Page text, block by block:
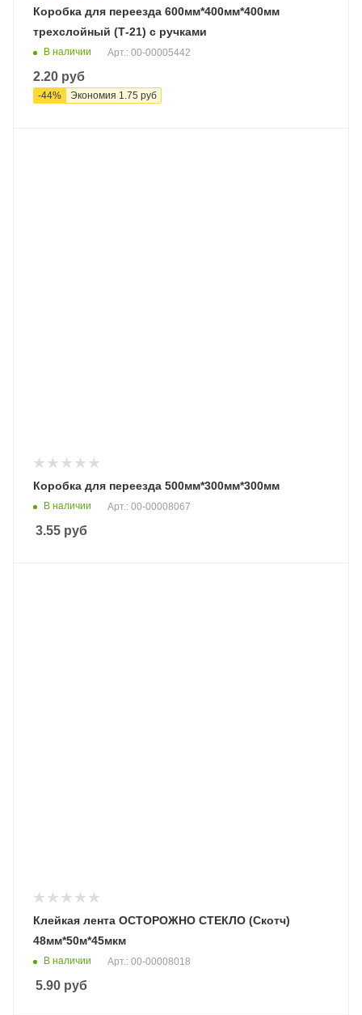
Коробка для переезда 600мм*400мм*400мм
трехслойный (Т-21) с ручками
В наличии Арт.: 00-00005442
2.20 руб
-44% Экономия 1.75 руб
Коробка для переезда 500мм*300мм*300мм
В наличии Арт.: 00-00008067
3.55 руб
Клейкая лента ОСТОРОЖНО СТЕКЛО (Скотч)
48мм*50м*45мкм
В наличии Арт.: 00-00008018
5.90 руб